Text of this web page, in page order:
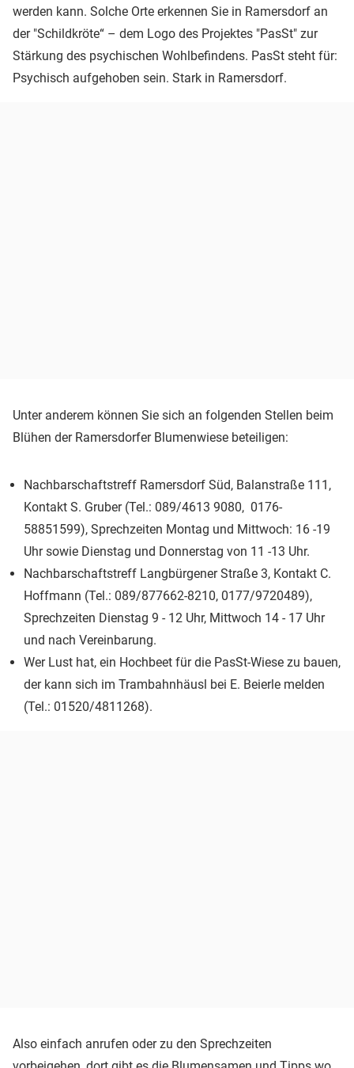
werden kann. Solche Orte erkennen Sie in Ramersdorf an
der "Schildkröte“ – dem Logo des Projektes "PasSt" zur
Stärkung des psychischen Wohlbefindens. PasSt steht für:
Psychisch aufgehoben sein. Stark in Ramersdorf.
Unter anderem können Sie sich an folgenden Stellen beim
Blühen der Ramersdorfer Blumenwiese beteiligen:
Nachbarschaftstreff Ramersdorf Süd, Balanstraße 111,
Kontakt S. Gruber (Tel.: 089/4613 9080, 0176-
58851599), Sprechzeiten Montag und Mittwoch: 16 -19
Uhr sowie Dienstag und Donnerstag von 11 -13 Uhr.
Nachbarschaftstreff Langbürgener Straße 3, Kontakt C.
Hoffmann (Tel.: 089/877662-8210, 0177/9720489),
Sprechzeiten Dienstag 9 - 12 Uhr, Mittwoch 14 - 17 Uhr
und nach Vereinbarung.
Wer Lust hat, ein Hochbeet für die PasSt-Wiese zu bauen,
der kann sich im Trambahnhäusl bei E. Beierle melden
(Tel.: 01520/4811268).
Also einfach anrufen oder zu den Sprechzeiten